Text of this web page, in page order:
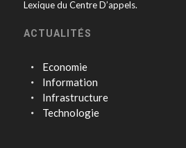
Lexique du Centre D’appels.
ACTUALITÉS
Economie
Information
Infrastructure
Technologie